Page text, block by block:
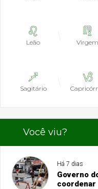
Leão Virgem
Sagitário
Você viu?
Há 7 dias
Governo